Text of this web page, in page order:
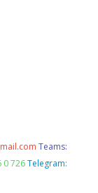
Teams:
0 726 Telegram: